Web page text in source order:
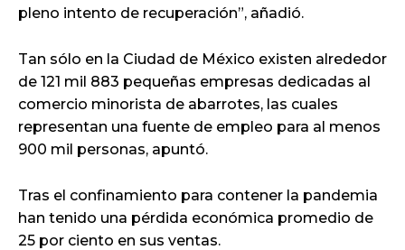
pleno intento de recuperación”, añadió.
Tan sólo en la Ciudad de México existen alrededor
de 121 mil 883 pequeñas empresas dedicadas al
comercio minorista de abarrotes, las cuales
representan una fuente de empleo para al menos
900 mil personas, apuntó.
Tras el confinamiento para contener la pandemia
han tenido una pérdida económica promedio de
25 por ciento en sus ventas.